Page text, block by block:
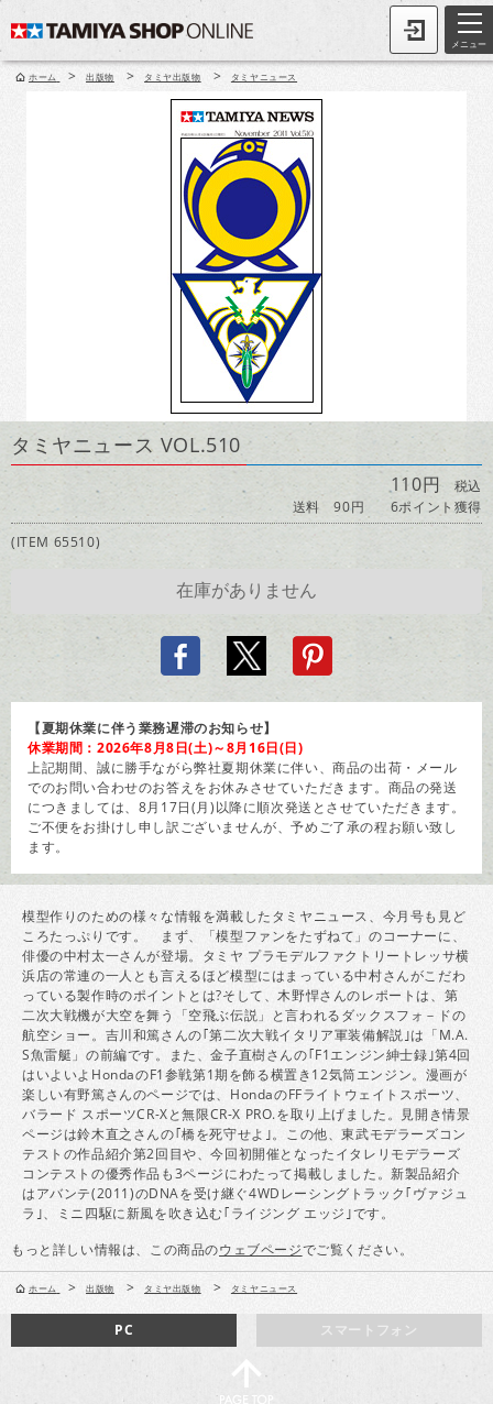
メニュー
ホーム > 出版物 > タミヤ出版物 > タミヤニュース
タミヤニュース VOL.510
110円 税込
送料 90円
6ポイント獲得
(ITEM 65510)
【夏期休業に伴う業務遅滞のお知らせ】
休業期間：2026年8月8日(土)～8月16日(日)
上記期間、誠に勝手ながら弊社夏期休業に伴い、商品の出荷・メール
でのお問い合わせのお答えをお休みさせていただきます。商品の発送
につきましては、8月17日(月)以降に順次発送とさせていただきます。
ご不便をお掛けし申し訳ございませんが、予めご了承の程お願い致し
ます。
模型作りのための様々な情報を満載したタミヤニュース、今月号も見ど
ころたっぷりです。 まず、「模型ファンをたずねて」のコーナーに、
俳優の中村太一さんが登場。タミヤ プラモデルファクトリートレッサ横
浜店の常連の一人とも言えるほど模型にはまっている中村さんがこだわ
っている製作時のポイントとは?そして、木野悍さんのレポートは、第
二次大戦機が大空を舞う「空飛ぶ伝説」と言われるダックスフォ－ドの
航空ショー。吉川和篤さんの｢第二次大戦イタリア軍装備解説｣は「M.A.
S魚雷艇」の前編です。また、金子直樹さんの｢F1エンジン紳士録｣第4回
はいよいよHondaのF1参戦第1期を飾る横置き12気筒エンジン。漫画が
楽しい有野篤さんのページでは、HondaのFFライトウェイトスポーツ、
バラード スポーツCR-Xと無限CR-X PRO.を取り上げました。見開き情景
ページは鈴木直之さんの｢橋を死守せよ｣。この他、東武モデラーズコン
テストの作品紹介第2回目や、今回初開催となったイタレリモデラーズ
コンテストの優秀作品も3ページにわたって掲載しました。新製品紹介
はアバンテ(2011)のDNAを受け継ぐ4WDレーシングトラック｢ヴァジュ
ラ｣、ミニ四駆に新風を吹き込む｢ライジング エッジ｣です。
もっと詳しい情報は、この商品のウェブページでご覧ください。
ホーム > 出版物 > タミヤ出版物 > タミヤニュース
スマートフォン
PC